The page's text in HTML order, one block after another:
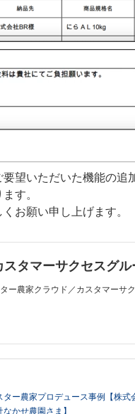
望いただいた機能の追
す。
お願い申し上げます。
スタマーサクセスグル
ー農家クラウド／カスタマーサ
ター農家プロデュース事例【株式
なかせ農園さま】